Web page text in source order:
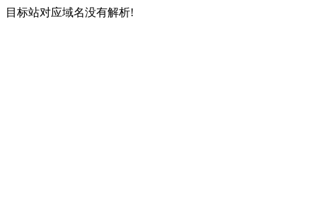
目标站对应域名没有解析!